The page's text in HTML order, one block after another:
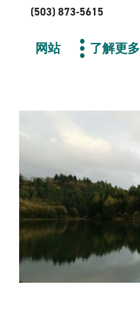
(503) 873-5615
网站 了解更多